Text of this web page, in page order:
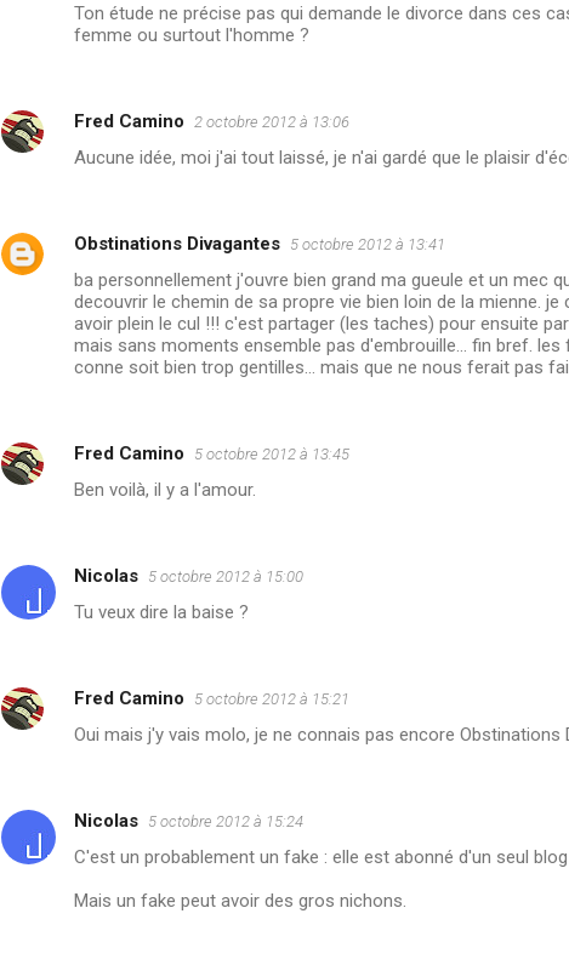
Ton étude ne précise pas qui demande le divorce dans ces
femme ou surtout l'homme ?
Fred Camino 2 octobre 2012 à 13:06
Aucune idée, moi j'ai tout laissé, je n'ai gardé que le plaisir
Obstinations Divagantes 5 octobre 2012 à 13:41
ba personnellement j'ouvre bien grand ma gueule et un mec
decouvrir le chemin de sa propre vie bien loin de la mienne.
avoir plein le cul !!! c'est partager (les taches) pour ensuite
mais sans moments ensemble pas d'embrouille... fin bref.
conne soit bien trop gentilles... mais que ne nous ferait pas
Fred Camino 5 octobre 2012 à 13:45
Ben voilà, il y a l'amour.
Nicolas 5 octobre 2012 à 15:00
Tu veux dire la baise ?
Fred Camino 5 octobre 2012 à 15:21
Oui mais j'y vais molo, je ne connais pas encore Obstinations
Nicolas 5 octobre 2012 à 15:24
C'est un probablement un fake : elle est abonné d'un seul
Mais un fake peut avoir des gros nichons.